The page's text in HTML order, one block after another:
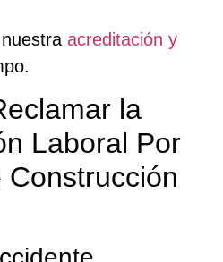
acreditación y
la
Laboral Por